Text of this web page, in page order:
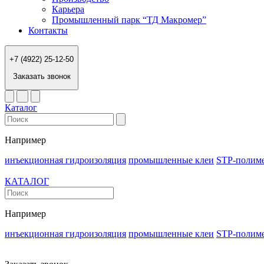
Карьера
Промышленный парк “ТД Макромер”
Контакты
+7 (4922) 25-12-50
Заказать звонок
Каталог
Например
инъекционная гидроизоляция промышленные клеи STP-
КАТАЛОГ
Например
инъекционная гидроизоляция промышленные клеи STP-